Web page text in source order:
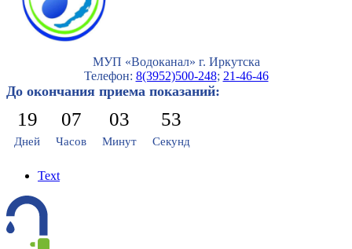
МУП «Водоканал» г. Иркутска
Телефон: 8(3952)500-248; 21-46-46
До окончания приема показаний:
19
Дней
07
Часов
03
Минут
51
Секунд
Text